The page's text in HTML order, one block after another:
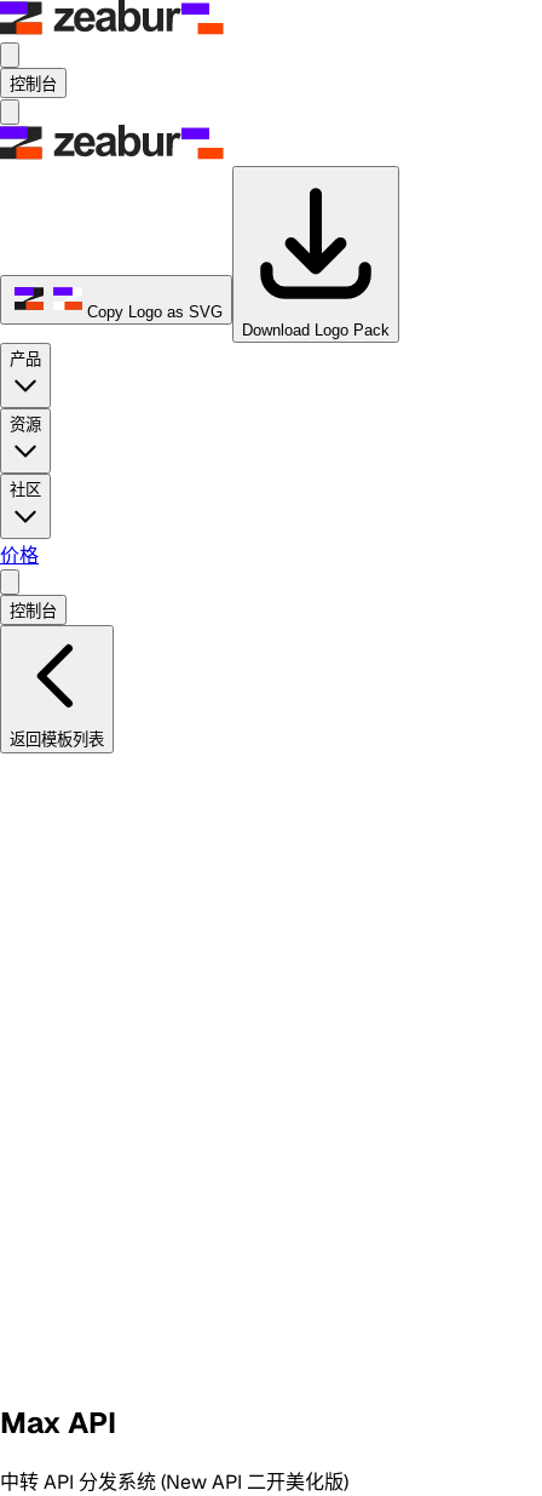
控制台
Copy Logo as SVG
Download Logo Pack
产品
资源
社区
价格
控制台
返回模板列表
Max API
中转 API 分发系统 (New API 二开美化版)